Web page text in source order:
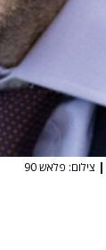
| צילום: פלאש 90